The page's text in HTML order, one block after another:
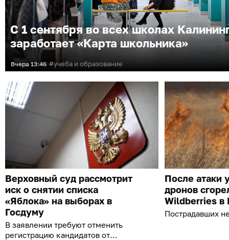
С 1 сентября во всех школах
заработает «Карта школьника»
Вчера 13:46 учеба и образование
Верховный суд рассмотрит
иск о снятии списка
«Яблока» на выборах в
Госдуму
В заявлении требуют отменить
регистрацию кандидатов от
После атаки
дронов
Wildberries в
Пострадавших